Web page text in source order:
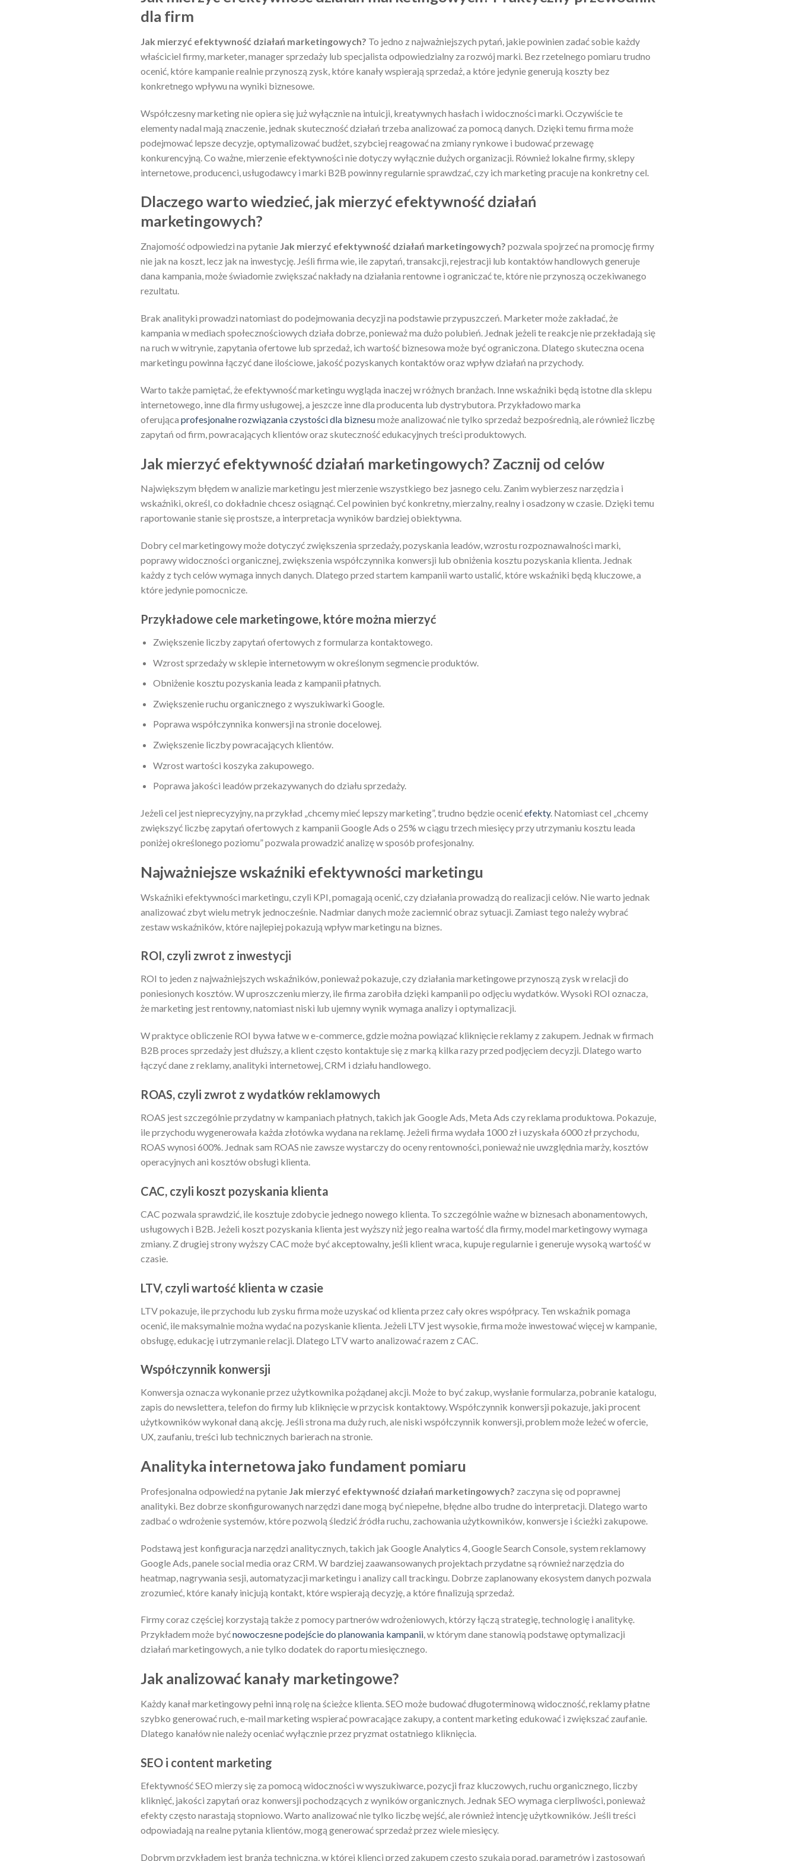
dla firm
Jak mierzyć efektywność działań marketingowych? To jedno z najważniejszych pytań, jakie powinien zadać sobie każdy
właściciel firmy, marketer, manager sprzedaży lub specjalista odpowiedzialny za rozwój marki. Bez rzetelnego pomiaru trudno
ocenić, które kampanie realnie przynoszą zysk, które kanały wspierają sprzedaż, a które jedynie generują koszty bez
konkretnego wpływu na wyniki biznesowe.
Współczesny marketing nie opiera się już wyłącznie na intuicji, kreatywnych hasłach i widoczności marki. Oczywiście te
elementy nadal mają znaczenie, jednak skuteczność działań trzeba analizować za pomocą danych. Dzięki temu firma może
podejmować lepsze decyzje, optymalizować budżet, szybciej reagować na zmiany rynkowe i budować przewagę
konkurencyjną. Co ważne, mierzenie efektywności nie dotyczy wyłącznie dużych organizacji. Również lokalne firmy, sklepy
internetowe, producenci, usługodawcy i marki B2B powinny regularnie sprawdzać, czy ich marketing pracuje na konkretny cel.
Dlaczego warto wiedzieć, jak mierzyć efektywność działań
marketingowych?
Znajomość odpowiedzi na pytanie Jak mierzyć efektywność działań marketingowych? pozwala spojrzeć na promocję firmy
nie jak na koszt, lecz jak na inwestycję. Jeśli firma wie, ile zapytań, transakcji, rejestracji lub kontaktów handlowych generuje
dana kampania, może świadomie zwiększać nakłady na działania rentowne i ograniczać te, które nie przynoszą oczekiwanego
rezultatu.
Brak analityki prowadzi natomiast do podejmowania decyzji na podstawie przypuszczeń. Marketer może zakładać, że
kampania w mediach społecznościowych działa dobrze, ponieważ ma dużo polubień. Jednak jeżeli te reakcje nie przekładają się
na ruch w witrynie, zapytania ofertowe lub sprzedaż, ich wartość biznesowa może być ograniczona. Dlatego skuteczna ocena
marketingu powinna łączyć dane ilościowe, jakość pozyskanych kontaktów oraz wpływ działań na przychody.
Warto także pamiętać, że efektywność marketingu wygląda inaczej w różnych branżach. Inne wskaźniki będą istotne dla sklepu
internetowego, inne dla firmy usługowej, a jeszcze inne dla producenta lub dystrybutora. Przykładowo marka
oferująca profesjonalne rozwiązania czystości dla biznesumoże analizować nie tylko sprzedaż bezpośrednią, ale również liczbę
zapytań od firm, powracających klientów oraz skuteczność edukacyjnych treści produktowych.
Jak mierzyć efektywność działań marketingowych? Zacznij od celów
Największym błędem w analizie marketingu jest mierzenie wszystkiego bez jasnego celu. Zanim wybierzesz narzędzia i
wskaźniki, określ, co dokładnie chcesz osiągnąć. Cel powinien być konkretny, mierzalny, realny i osadzony w czasie. Dzięki temu
raportowanie stanie się prostsze, a interpretacja wyników bardziej obiektywna.
Dobry cel marketingowy może dotyczyć zwiększenia sprzedaży, pozyskania leadów, wzrostu rozpoznawalności marki,
poprawy widoczności organicznej, zwiększenia współczynnika konwersji lub obniżenia kosztu pozyskania klienta. Jednak
każdy z tych celów wymaga innych danych. Dlatego przed startem kampanii warto ustalić, które wskaźniki będą kluczowe, a
które jedynie pomocnicze.
Przykładowe cele marketingowe, które można mierzyć
Zwiększenie liczby zapytań ofertowych z formularza kontaktowego.
Wzrost sprzedaży w sklepie internetowym w określonym segmencie produktów.
Obniżenie kosztu pozyskania leada z kampanii płatnych.
Zwiększenie ruchu organicznego z wyszukiwarki Google.
Poprawa współczynnika konwersji na stronie docelowej.
Zwiększenie liczby powracających klientów.
Wzrost wartości koszyka zakupowego.
Poprawa jakości leadów przekazywanych do działu sprzedaży.
Jeżeli cel jest nieprecyzyjny, na przykład „chcemy mieć lepszy marketing”, trudno będzie ocenićefekty. Natomiast cel „chcemy
zwiększyć liczbę zapytań ofertowych z kampanii Google Ads o 25% w ciągu trzech miesięcy przy utrzymaniu kosztu leada
poniżej określonego poziomu” pozwala prowadzić analizę w sposób profesjonalny.
Najważniejsze wskaźniki efektywności marketingu
Wskaźniki efektywności marketingu, czyli KPI, pomagają ocenić, czy działania prowadzą do realizacji celów. Nie warto jednak
analizować zbyt wielu metryk jednocześnie. Nadmiar danych może zaciemnić obraz sytuacji. Zamiast tego należy wybrać
zestaw wskaźników, które najlepiej pokazują wpływ marketingu na biznes.
ROI, czyli zwrot z inwestycji
ROI to jeden z najważniejszych wskaźników, ponieważ pokazuje, czy działania marketingowe przynoszą zysk w relacji do
poniesionych kosztów. W uproszczeniu mierzy, ile firma zarobiła dzięki kampanii po odjęciu wydatków. Wysoki ROI oznacza,
że marketing jest rentowny, natomiast niski lub ujemny wynik wymaga analizy i optymalizacji.
W praktyce obliczenie ROI bywa łatwe w e-commerce, gdzie można powiązać kliknięcie reklamy z zakupem. Jednak w firmach
B2B proces sprzedaży jest dłuższy, a klient często kontaktuje się z marką kilka razy przed podjęciem decyzji. Dlatego warto
łączyć dane z reklamy, analityki internetowej, CRM i działu handlowego.
ROAS, czyli zwrot z wydatków reklamowych
ROAS jest szczególnie przydatny w kampaniach płatnych, takich jak Google Ads, Meta Ads czy reklama produktowa. Pokazuje,
ile przychodu wygenerowała każda złotówka wydana na reklamę. Jeżeli firma wydała 1000 zł i uzyskała 6000 zł przychodu,
ROAS wynosi 600%. Jednak sam ROAS nie zawsze wystarczy do oceny rentowności, ponieważ nie uwzględnia marży, kosztów
operacyjnych ani kosztów obsługi klienta.
CAC, czyli koszt pozyskania klienta
CAC pozwala sprawdzić, ile kosztuje zdobycie jednego nowego klienta. To szczególnie ważne w biznesach abonamentowych,
usługowych i B2B. Jeżeli koszt pozyskania klienta jest wyższy niż jego realna wartość dla firmy, model marketingowy wymaga
zmiany. Z drugiej strony wyższy CAC może być akceptowalny, jeśli klient wraca, kupuje regularnie i generuje wysoką wartość w
czasie.
LTV, czyli wartość klienta w czasie
LTV pokazuje, ile przychodu lub zysku firma może uzyskać od klienta przez cały okres współpracy. Ten wskaźnik pomaga
ocenić, ile maksymalnie można wydać na pozyskanie klienta. Jeżeli LTV jest wysokie, firma może inwestować więcej w kampanie,
obsługę, edukację i utrzymanie relacji. Dlatego LTV warto analizować razem z CAC.
Współczynnik konwersji
Konwersja oznacza wykonanie przez użytkownika pożądanej akcji. Może to być zakup, wysłanie formularza, pobranie katalogu,
zapis do newslettera, telefon do firmy lub kliknięcie w przycisk kontaktowy. Współczynnik konwersji pokazuje, jaki procent
użytkowników wykonał daną akcję. Jeśli strona ma duży ruch, ale niski współczynnik konwersji, problem może leżeć w ofercie,
UX, zaufaniu, treści lub technicznych barierach na stronie.
Analityka internetowa jako fundament pomiaru
Profesjonalna odpowiedź na pytanie Jak mierzyć efektywność działań marketingowych? zaczyna się od poprawnej
analityki. Bez dobrze skonfigurowanych narzędzi dane mogą być niepełne, błędne albo trudne do interpretacji. Dlatego warto
zadbać o wdrożenie systemów, które pozwolą śledzić źródła ruchu, zachowania użytkowników, konwersje i ścieżki zakupowe.
Podstawą jest konfiguracja narzędzi analitycznych, takich jak Google Analytics 4, Google Search Console, system reklamowy
Google Ads, panele social media oraz CRM. W bardziej zaawansowanych projektach przydatne są również narzędzia do
heatmap, nagrywania sesji, automatyzacji marketingu i analizy call trackingu. Dobrze zaplanowany ekosystem danych pozwala
zrozumieć, które kanały inicjują kontakt, które wspierają decyzję, a które finalizują sprzedaż.
Firmy coraz częściej korzystają także z pomocy partnerów wdrożeniowych, którzy łączą strategię, technologię i analitykę.
Przykładem może byćnowoczesne podejście do planowania kampanii, w którym dane stanowią podstawę optymalizacji
działań marketingowych, a nie tylko dodatek do raportu miesięcznego.
Jak analizować kanały marketingowe?
Każdy kanał marketingowy pełni inną rolę na ścieżce klienta. SEO może budować długoterminową widoczność, reklamy płatne
szybko generować ruch, e-mail marketing wspierać powracające zakupy, a content marketing edukować i zwiększać zaufanie.
Dlatego kanałów nie należy oceniać wyłącznie przez pryzmat ostatniego kliknięcia.
SEO i content marketing
Efektywność SEO mierzy się za pomocą widoczności w wyszukiwarce, pozycji fraz kluczowych, ruchu organicznego, liczby
kliknięć, jakości zapytań oraz konwersji pochodzących z wyników organicznych. Jednak SEO wymaga cierpliwości, ponieważ
efekty często narastają stopniowo. Warto analizować nie tylko liczbę wejść, ale również intencję użytkowników. Jeśli treści
odpowiadają na realne pytania klientów, mogą generować sprzedaż przez wiele miesięcy.
Dobrym przykładem jest branża techniczna, w której klienci przed zakupem często szukają porad, parametrów i zastosowań